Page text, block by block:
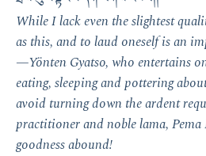
While I lack even the slightest
as this, and to laud oneself is an
—Yönten Gyatso, who entertains
eating, sleeping and pottering
avoid turning down the ardent
practitioner and noble lama,
goodness abound!